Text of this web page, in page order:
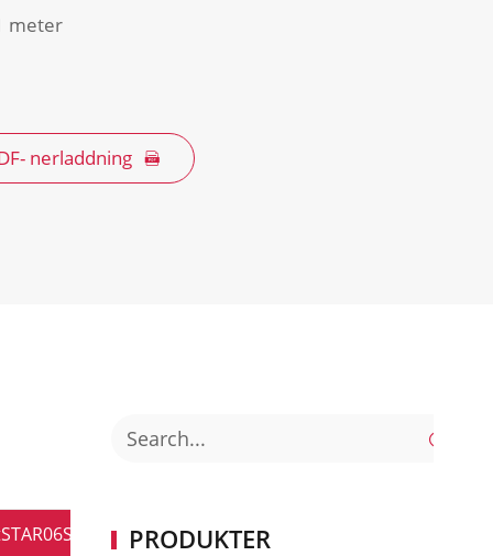
meter
nerladdning 
AIO HeatSTAR09S-AIO

PRODUKTER